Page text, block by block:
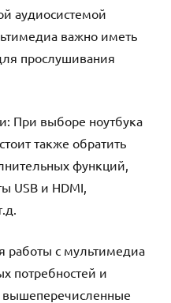
аудиосистемой
важно иметь
прослушивания
При выборе ноутбука
также обратить
функций,
USB и HDMI,
работы с мультимедиа
потребностей и